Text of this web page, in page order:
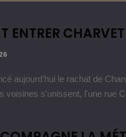
ENTRER
aujourd'hui le rachat de
voisines s'unissent, l'une rue